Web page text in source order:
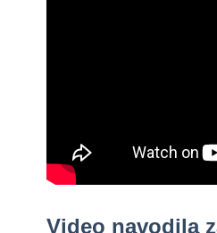
Video navodila